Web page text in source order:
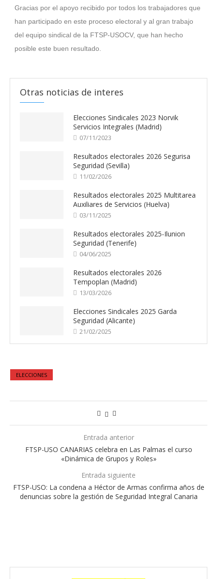
Gracias por el apoyo recibido por todos los trabajadores que
han participado en este proceso electoral y al gran trabajo
del equipo sindical de la FTSP-USOCV, que han hecho
posible este buen resultado.
Otras noticias de interes
Elecciones Sindicales 2023 Norvik
Servicios Integrales (Madrid)
07/11/2023
Resultados electorales 2026 Segurisa
Seguridad (Sevilla)
11/02/2026
Resultados electorales 2025 Multitarea
Auxiliares de Servicios (Huelva)
03/11/2025
Resultados electorales 2025-Ilunion
Seguridad (Tenerife)
04/06/2025
Resultados electorales 2026
Tempoplan (Madrid)
13/03/2026
Elecciones Sindicales 2025 Garda
Seguridad (Alicante)
21/02/2025
ELECCIONES
Entrada anterior
FTSP-USO CANARIAS celebra en Las Palmas el curso
«Dinámica de Grupos y Roles»
Entrada siguiente
FTSP-USO: La condena a Héctor de Armas confirma años de
denuncias sobre la gestión de Seguridad Integral Canaria